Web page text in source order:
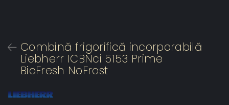
Combină frigorifică incorporabilă
Liebherr ICBNci 5153 Prime
BioFresh NoFrost